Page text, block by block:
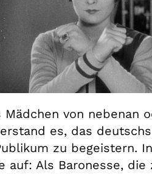
von nebenan
es, das
zu begeistern.
Als Baronesse, die